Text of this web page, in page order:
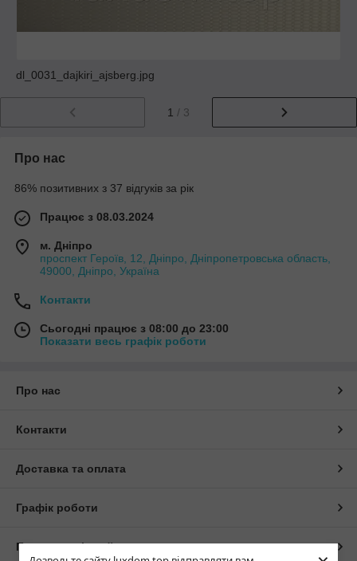
dl_0031_dajkiri_ajsberg.jpg
1 / 3
Про нас
86% позитивних з 37 відгуків за рік
Працює з 08.03.2024
м. Дніпро
проспект Героїв, 12, Дніпро, Дніпропетровська область,
49000, Дніпро, Україна
Контакти
Сьогодні працює з 08:00 до 23:00
Показати весь графік роботи
Про нас
Контакти
Доставка та оплата
Графік роботи
Повна версія сайту